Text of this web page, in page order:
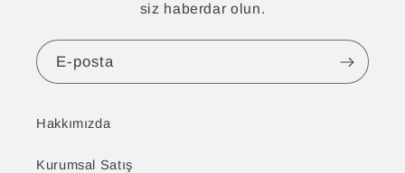
siz haberdar olun.
E-posta
Hakkımızda
Kurumsal Satış